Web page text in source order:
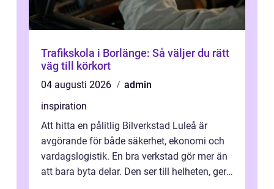
Trafikskola i Borlänge: Så väljer du rätt
väg till körkort
04 augusti 2026
admin
inspiration
Att hitta en pålitlig Bilverkstad Luleå är
avgörande för både säkerhet, ekonomi och
vardagslogistik. En bra verkstad gör mer än
att bara byta delar. Den ser till helheten, ger